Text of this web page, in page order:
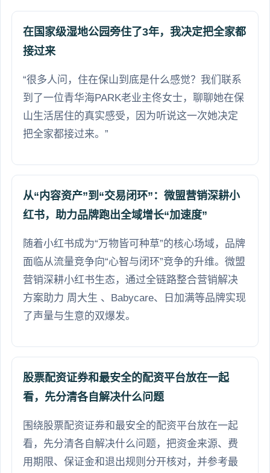
在国家级湿地公园旁住了3年，我决定把全家都
接过来
“很多人问，住在保山到底是什么感觉？我们联系
到了一位青华海PARK老业主佟女士，聊聊她在保
山生活居住的真实感受，因为听说这一次她决定
把全家都接过来。”
从“内容资产”到“交易闭环”：微盟营销深耕小
红书，助力品牌跑出全域增长“加速度”
随着小红书成为“万物皆可种草”的核心场域，品牌
面临从流量竞争向“心智与闭环”竞争的升维。微盟
营销深耕小红书生态，通过全链路整合营销解决
方案助力 周大生 、Babycare、日加满等品牌实现
了声量与生意的双爆发。
股票配资证券和最安全的配资平台放在一起
看，先分清各自解决什么问题
围绕股票配资证券和最安全的配资平台放在一起
看，先分清各自解决什么问题，把资金来源、费
用期限、保证金和退出规则分开核对，并参考最